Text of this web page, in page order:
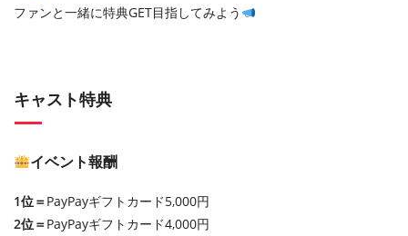
ファンと一緒に特典GET目指してみよう
キャスト特典
イベント報酬
1位＝PayPayギフトカード5,000円
2位＝PayPayギフトカード4,000円